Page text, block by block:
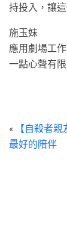
持投入，讓
施玉妹
應用劇場工
一點心聲有
«
【自殺者
最好的陪伴